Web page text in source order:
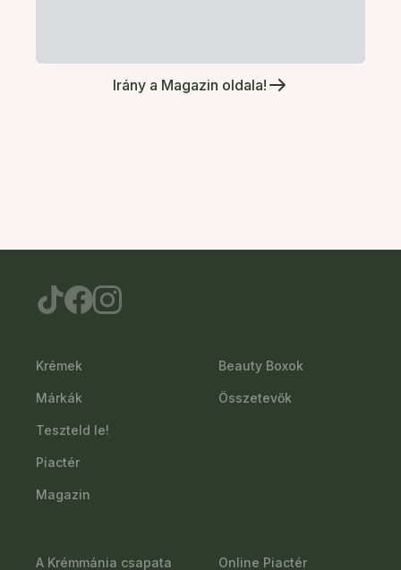
Irány a Magazin oldala!
Krémek
Márkák
Teszteld le!
Piactér
Magazin
Beauty Boxok
Összetevők
A Krémmánia csapata Online Piactér